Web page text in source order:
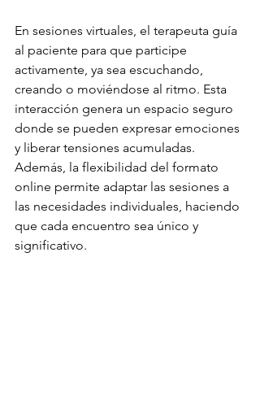
En sesiones virtuales, el terapeuta guía
al paciente para que participe
activamente, ya sea escuchando,
creando o moviéndose al ritmo. Esta
interacción genera un espacio seguro
donde se pueden expresar emociones
y liberar tensiones acumuladas.
Además, la flexibilidad del formato
online permite adaptar las sesiones a
las necesidades individuales, haciendo
que cada encuentro sea único y
significativo.